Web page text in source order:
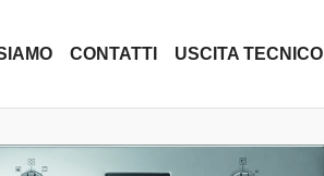
CONTATTI USCITA TECNICO